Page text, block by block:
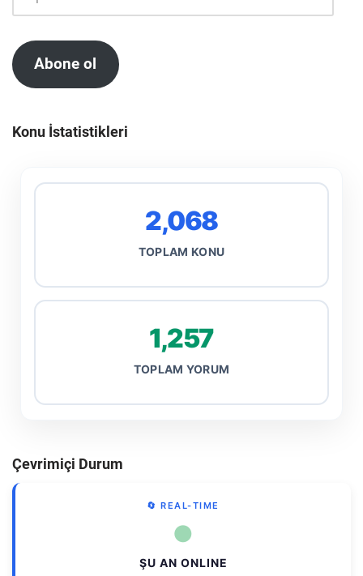
Abone ol
Konu İstatistikleri
2,068
TOPLAM KONU
1,257
TOPLAM YORUM
Çevrimiçi Durum
🔄 REAL-TIME
●
ŞU AN ONLINE